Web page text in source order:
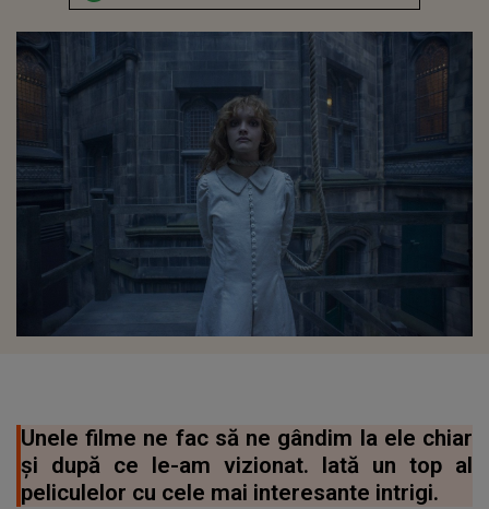
Unele filme ne fac să ne gândim la ele chiar
şi după ce le-am vizionat. Iată un top al
peliculelor cu cele mai interesante intrigi.